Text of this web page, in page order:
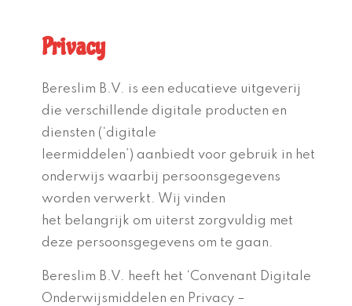
Privacy
Bereslim B.V. is een educatieve uitgeverij
die verschillende digitale producten en
diensten (‘digitale
leermiddelen’) aanbiedt voor gebruik in het
onderwijs waarbij persoonsgegevens
worden verwerkt. Wij vinden
het belangrijk om uiterst zorgvuldig met
deze persoonsgegevens om te gaan.
Bereslim B.V. heeft het ‘Convenant Digitale
Onderwijsmiddelen en Privacy –